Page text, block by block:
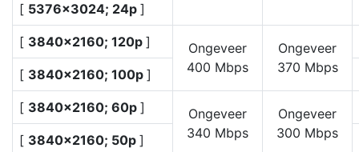
[ 5376×3024; 24p ]
[ 3840×2160; 120p ]
Ongeveer
400 Mbps
Ongeveer
370 Mbps
[ 3840×2160; 100p ]
[ 3840×2160; 60p ]
Ongeveer
340 Mbps
Ongeveer
300 Mbps
[ 3840×2160; 50p ]